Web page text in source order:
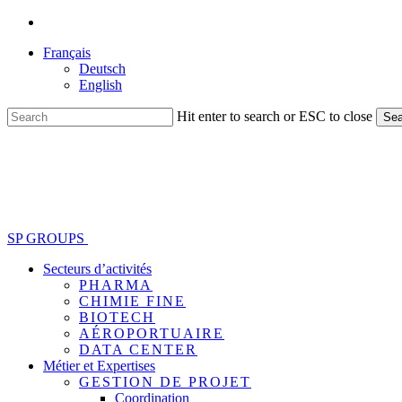
Skip
main
Français
Deutsch
English
Hit enter to search or ESC to close
SP GROUPS
Secteurs d’activités
PHARMA
CHIMIE FINE
BIOTECH
AÉROPORTUAIRE
DATA CENTER
Métier et Expertises
GESTION DE PROJET
Coordination